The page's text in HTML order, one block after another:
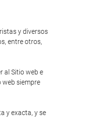
y diversos
entre otros,
al Sitio web e
web siempre
y exacta, y se